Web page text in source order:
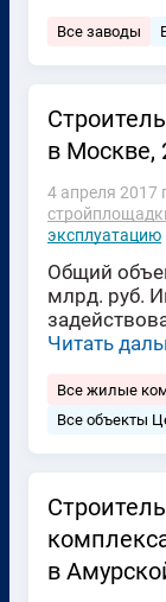
Все заводы
в Москве,
4 апреля 2017
эксплуатацию
Общий
млрд. руб.
Читать
Все жилые
Все объекты
в